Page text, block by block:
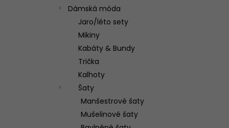
Dámská móda
Jaro/léto sety
Mikiny
Kabáty & Bundy
Trička
Kalhoty
Šaty
Manšestrové šaty
Mušelinové šaty